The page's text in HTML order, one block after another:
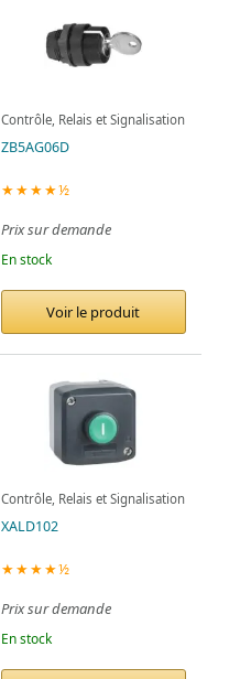
Contrôle, Relais et Signalisation
ZB5AG06D
★★★★½
Prix sur demande
En stock
Voir le produit
Contrôle, Relais et Signalisation
XALD102
★★★★½
Prix sur demande
En stock